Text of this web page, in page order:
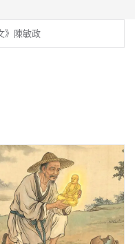
》陳敏政